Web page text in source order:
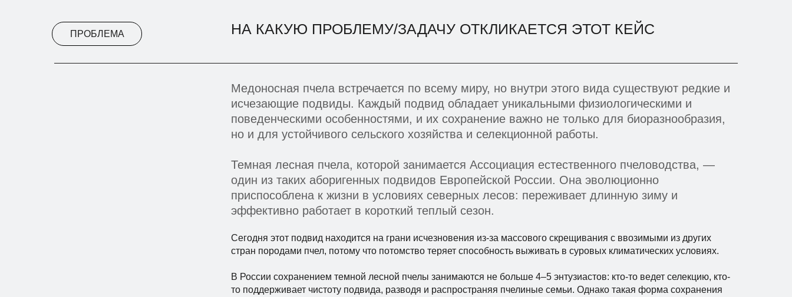
НА КАКУЮ ПРОБЛЕМУ/ЗАДАЧУ ОТКЛИКАЕТСЯ ЭТОТ КЕЙС
ПРОБЛЕМА
Медоносная пчела встречается по всему миру, но внутри этого вида существуют редкие и
исчезающие подвиды. Каждый подвид обладает уникальными физиологическими и
поведенческими особенностями, и их сохранение важно не только для биоразнообразия,
но и для устойчивого сельского хозяйства и селекционной работы.
Темная лесная пчела, которой занимается Ассоциация естественного пчеловодства, —
один из таких аборигенных подвидов Европейской России. Она эволюционно
приспособлена к жизни в условиях северных лесов: переживает длинную зиму и
эффективно работает в короткий теплый сезон.
Сегодня этот подвид находится на грани исчезновения из-за массового скрещивания с ввозимыми из других
стран породами пчел, потому что потомство теряет способность выживать в суровых климатических условиях.
В России сохранением темной лесной пчелы занимаются не больше 4–5 энтузиастов: кто-то ведет селекцию, кто-
то поддерживает чистоту подвида, разводя и распространяя пчелиные семьи. Однако такая форма сохранения